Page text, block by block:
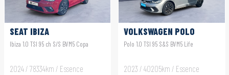
SEAT IBIZA
Ibiza 1.0 TSI 95 ch S/S BVM5 Copa
2024 / 78334km / Essence
VOLKSWAGEN POLO
Polo 1.0 TSI 95 S&S BVM5 Life
2023 / 40205km / Essence